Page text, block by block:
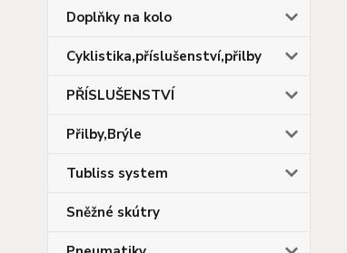
Doplňky na kolo
Cyklistika,příslušenství,přilby
PŘÍSLUŠENSTVÍ
Přilby,Brýle
Tubliss system
Sněžné skútry